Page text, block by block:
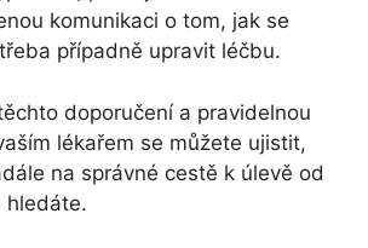
komunikaci o tom, jak se
případně upravit léčbu.
doporučení a pravidelnou
lékařem se můžete ujistit,
na správné cestě k úlevě od
hledáte.